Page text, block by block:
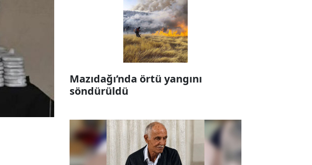
Mazıdağı’nda örtü yangını
söndürüldü